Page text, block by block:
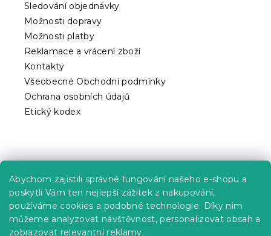
Abychom zajistili správné fungování našeho e-shopu a
poskytli Vám ten nejlepší zážitek z nakupování,
používáme cookies a podobné technologie. Díky nim
můžeme analyzovat návštěvnost, personalizovat obsah a
zobrazovat relevantní reklamy.
Sledování objednávky
Možnosti dopravy
Možnosti platby
Reklamace a vrácení zboží
Kontakty
Všeobecné Obchodní podmínky
Ochrana osobních údajů
Etický kodex
Kariéra
Poptávky a B2B spolupráce
Proč se u nás registrovat?